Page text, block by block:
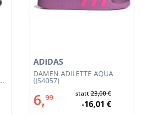
DAMEN ADILETTE AQUA
(JS4057)
ADIDAS
6,99 statt23,00 €
-16,01 €